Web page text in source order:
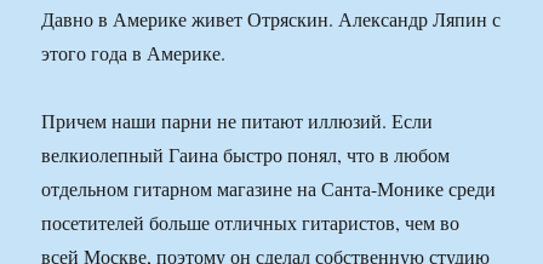
Давно в Америке живет Отряскин. Александр Ляпин с
этого года в Америке.
Причем наши парни не питают иллюзий. Если
велкиолепный Гаина быстро понял, что в любом
отдельном гитарном магазине на Санта-Монике среди
посетителей больше отличных гитаристов, чем во
всей Москве, поэтому он сделал собственную студию